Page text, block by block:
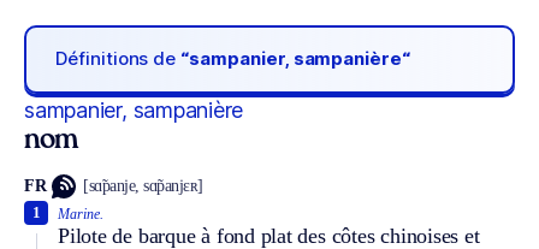
Définitions de “sampanier, sampanière“
sampanier, sampanière
nom
FR [sɑ̃panje, sɑ̃panjɛʀ]
Marine.
Pilote de barque à fond plat des côtes chinoises et
1